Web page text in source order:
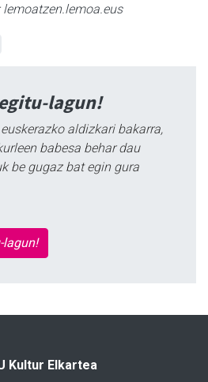
lagun!
aldizkari bakarra,
babesa behar dau
be gugaz bat egin gura
lagun!
Kultur Elkartea